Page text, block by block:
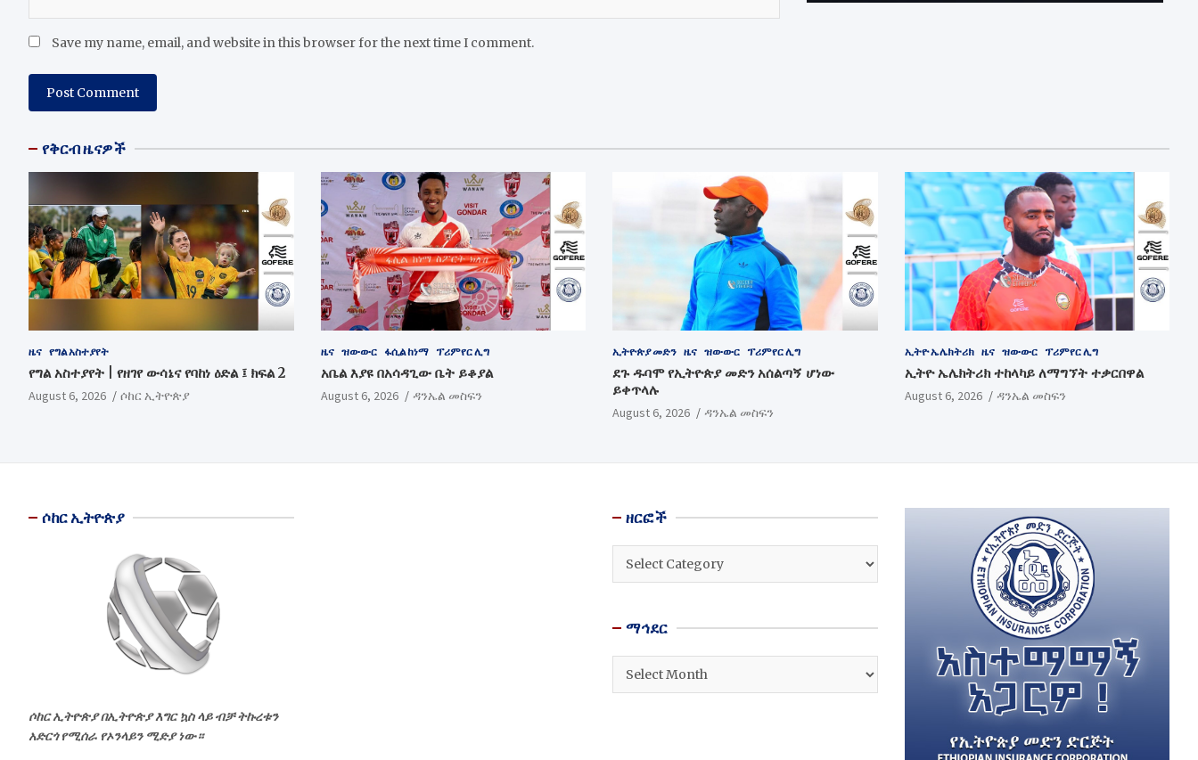
Save my name, email, and website in this browser for the next time I comment.
የቅርብ ዜናዎች
ዜና የግል አስተያየት
የግል አስተያየት | የዘገየ ውሳኔና የባከነ ዕድል ፤ ክፍል 2
August 6, 2026 ሶከር ኢትዮጵያ
ዜና ዝውውር ፋሲል ከነማ ፕሪምየር ሊግ
አቤል እያዩ በአሳዳጊው ቤት ይቆያል
August 6, 2026 ዳንኤል መስፍን
ኢትዮጵያ መድን ዜና ዝውውር ፕሪምየር ሊግ
ደጉ ዱባሞ የኢትዮጵያ መድን አሰልጣኝ ሆነው
ይቀጥላሉ
August 6, 2026 ዳንኤል መስፍን
ኢትዮ ኤሌክትሪክ ዜና ዝውውር ፕሪምየር ሊግ
ኢትዮ ኤሌክትሪክ ተከላካይ ለማግኘት ተቃርበዋል
August 6, 2026 ዳንኤል መስፍን
ሶከር ኢትዮጵያ
ሶከር ኢትዮጵያ በኢትዮጵያ እግር ኳስ ላይ ብቻ ትኩረቱን
አድርጎ የሚሰራ የኦንላይን ሚድያ ነው።
ዘርፎች
ዘርፎች
ማኅደር
ማኅደር